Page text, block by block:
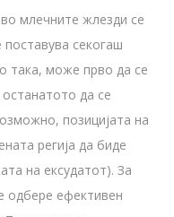
млечните жлезди се
секогаш
така, може прво да се
да се
позицијата на
регија да биде
на ексудатот). За
одбере ефективен